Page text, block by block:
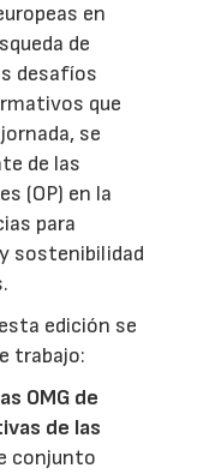
en
de
desafíos
que
se
de las
(OP) en la
para
sostenibilidad
edición se
trabajo:
OMG de
de las
conjunto